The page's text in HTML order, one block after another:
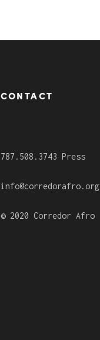
CONTACT
787.508.3743 Press
info@corredorafro.org
© 2020 Corredor Afro